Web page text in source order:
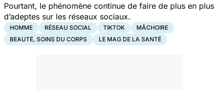
Pourtant, le phénomène continue de faire de plus en plus
d’adeptes sur les réseaux sociaux.
HOMME RÉSEAU SOCIAL TIKTOK
MÂCHOIRE
BEAUTÉ, SOINS DU CORPS
LE MAG DE LA SANTÉ